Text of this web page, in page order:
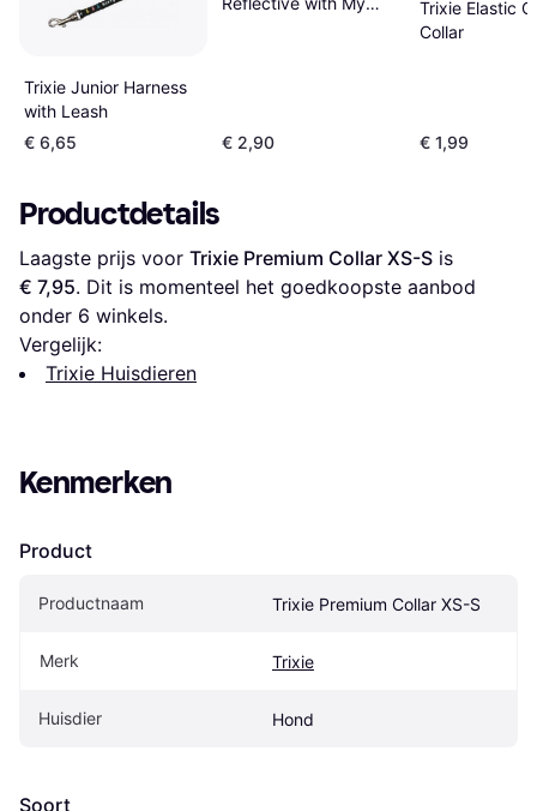
Trixie Junior Harness
with Leash
€ 6,65
€ 2,90
Trixie Elastic
Collar
€ 1,99
Productdetails
Laagste prijs voor Trixie Premium Collar XS-S
€ 7,95. Dit is momenteel het goedkoopste aanbod
onder 6 winkels.
Vergelijk:
Trixie Huisdieren
Kenmerken
Product
Productnaam Trixie Premium Collar XS-S
Merk Trixie
Huisdier Hond
Soort